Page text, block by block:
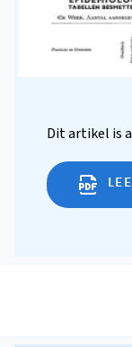
Dit artikel is